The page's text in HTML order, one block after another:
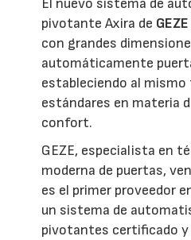
El nuevo sistema de
pivotante Axira de GEZE
con grandes
automáticamente
estableciendo al
estándares en materia
confort.
GEZE, especialista en
moderna de puertas,
es el primer proveedor
un sistema de
pivotantes certificado y